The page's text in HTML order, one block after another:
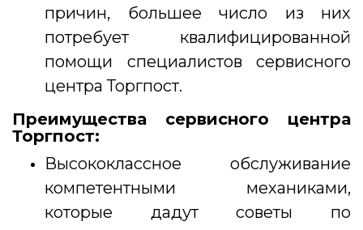
причин, большее число из них
потребует квалифицированной
помощи специалистов сервисного
центра Торгпост.
Преимущества сервисного центра
Торгпост:
Высококлассное обслуживание
компетентными механиками,
которые дадут советы по